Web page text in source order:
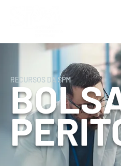
RECURSOS DA SPM